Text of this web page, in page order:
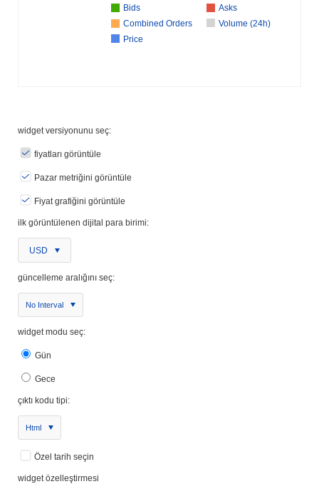
Bids
Asks
Combined Orders
Volume (24h)
Price
widget versiyonunu seç:
fiyatları görüntüle
Pazar metriğini görüntüle
Fiyat grafiğini görüntüle
ilk görüntülenen dijital para birimi:
USD
güncelleme aralığını seç:
No Interval
widget modu seç:
Gün
Gece
çıktı kodu tipi:
Html
Özel tarih seçin
widget özelleştirmesi